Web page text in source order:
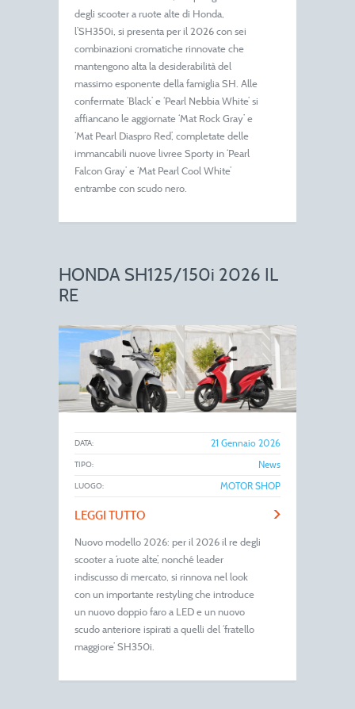
degli scooter a ruote alte di Honda,
l’SH350i, si presenta per il 2026 con sei
combinazioni cromatiche rinnovate che
mantengono alta la desiderabilità del
massimo esponente della famiglia SH. Alle
confermate ‘Black’ e ‘Pearl Nebbia White’ si
affiancano le aggiornate ‘Mat Rock Gray’ e
‘Mat Pearl Diaspro Red’, completate delle
immancabili nuove livree Sporty in ‘Pearl
Falcon Gray’ e ‘Mat Pearl Cool White’
entrambe con scudo nero.
HONDA SH125/150i 2026 IL
RE
DATA: 21 Gennaio 2026
TIPO: News
LUOGO: MOTOR SHOP
LEGGI TUTTO >
Nuovo modello 2026: per il 2026 il re degli
scooter a ‘ruote alte’, nonché leader
indiscusso di mercato, si rinnova nel look
con un importante restyling che introduce
un nuovo doppio faro a LED e un nuovo
scudo anteriore ispirati a quelli del ‘fratello
maggiore’ SH350i.